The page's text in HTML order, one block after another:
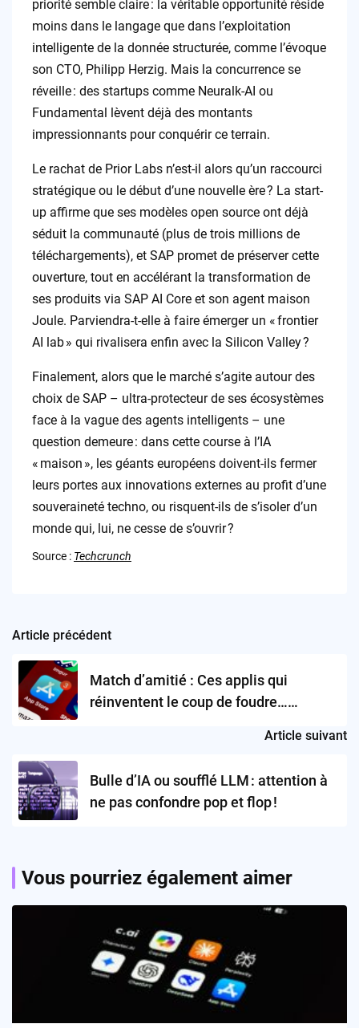
priorité semble claire : la véritable opportunité réside
moins dans le langage que dans l’exploitation
intelligente de la donnée structurée, comme l’évoque
son CTO, Philipp Herzig. Mais la concurrence se
réveille : des startups comme Neuralk-AI ou
Fundamental lèvent déjà des montants
impressionnants pour conquérir ce terrain.
Le rachat de Prior Labs n’est-il alors qu’un raccourci
stratégique ou le début d’une nouvelle ère ? La start-
up affirme que ses modèles open source ont déjà
séduit la communauté (plus de trois millions de
téléchargements), et SAP promet de préserver cette
ouverture, tout en accélérant la transformation de
ses produits via SAP AI Core et son agent maison
Joule. Parviendra-t-elle à faire émerger un « frontier
AI lab » qui rivalisera enfin avec la Silicon Valley ?
Finalement, alors que le marché s’agite autour des
choix de SAP – ultra-protecteur de ses écosystèmes
face à la vague des agents intelligents – une
question demeure : dans cette course à l’IA
« maison », les géants européens doivent-ils fermer
leurs portes aux innovations externes au profit d’une
souveraineté techno, ou risquent-ils de s’isoler d’un
monde qui, lui, ne cesse de s’ouvrir ?
Source : Techcrunch
Post
navigation
Article précédent
Match d’amitié : Ces applis qui
réinventent le coup de foudre…
Article suivant
Bulle d’IA ou soufflé LLM : attention à
ne pas confondre pop et flop !
Vous pourriez également aimer